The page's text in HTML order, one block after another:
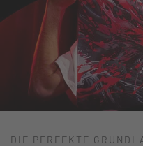
DIE PERFEKTE